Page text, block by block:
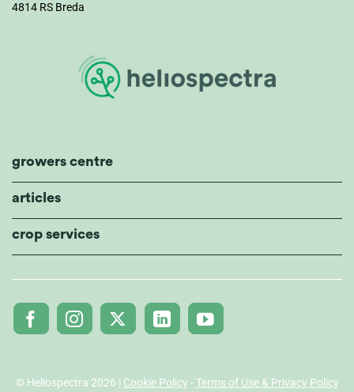
4814 RS Breda
growers centre
articles
crop services
© Heliospectra 2026 | Cookie Policy -Terms of Use & Privacy Policy